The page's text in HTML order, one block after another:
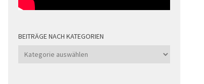
BEITRÄGE NACH KATEGORIEN
Beiträge